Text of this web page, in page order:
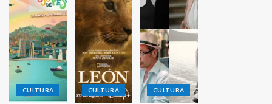
CULTURA CULTURA CULTURA